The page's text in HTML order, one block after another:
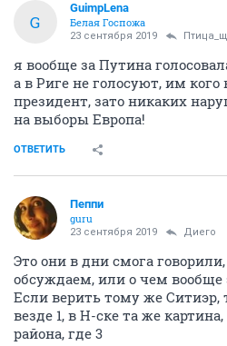
G
GuimpLena
Белая Госпожа
23 сентября 2019
я вообще за Путина
а в Риге не голосуют, им кого
президент, зато никаких
на выборы Европа!
ОТВЕТИТЬ
Пeппи
guru
23 сентября 2019 Диего
Это они в дни смога
обсуждаем, или о чем вообще
Если верить тому же Ситиэр,
везде 1, в Н-ске та же
района, где 3